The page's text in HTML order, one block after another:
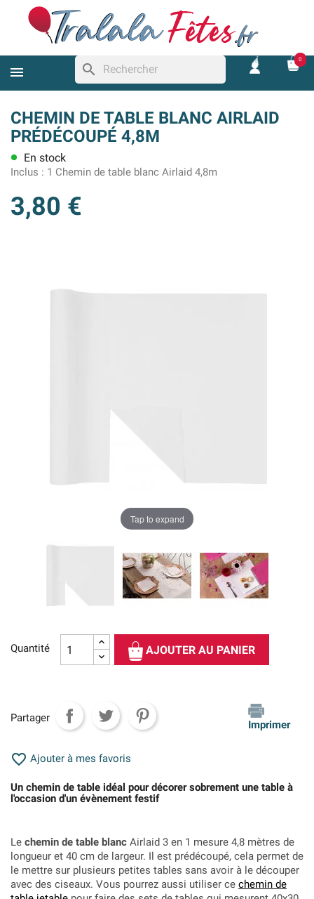
search
0
CHEMIN DE TABLE BLANC AIRLAID
PRÉDÉCOUPÉ 4,8M
lens En stock
Inclus : 1 Chemin de table blanc Airlaid 4,8m
3,80 €
Tap to expand
Quantité AJOUTER AU PANIER
Partager
Imprimer
 Ajouter à mes favoris
Un chemin de table idéal pour décorer sobrement une table à
l'occasion d'un évènement festif
Le chemin de table blanc Airlaid 3 en 1 mesure 4,8 mètres de
longueur et 40 cm de largeur. Il est prédécoupé, cela permet de
le mettre sur plusieurs petites tables sans avoir à le découper
avec des ciseaux. Vous pourrez aussi utiliser ce chemin de